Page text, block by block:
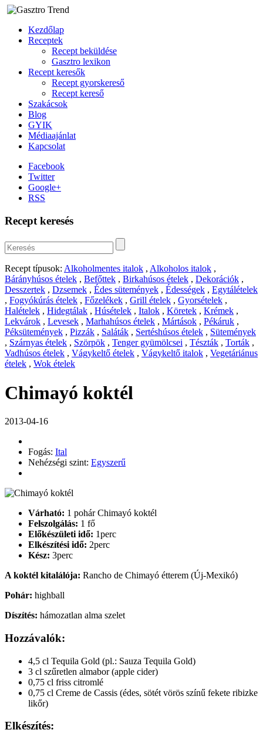
Kezdőlap
Receptek
Recept beküldése
Gasztro lexikon
Recept keresők
Recept gyorskereső
Recept kereső
Szakácsok
Blog
GYIK
Médiaajánlat
Kapcsolat
Facebook
Twitter
Google+
RSS
Recept keresés
Recept típusok: Alkoholmentes italok , Alkoholos italok ,
Bárányhúsos ételek , Befőttek , Birkahúsos ételek , Dekorációk ,
Desszertek , Dzsemek , Édes sütemények , Édességek , Egytálételek
, Fogyókúrás ételek , Főzelékek , Grill ételek , Gyorsételek ,
Halételek , Hidegtálak , Húsételek , Italok , Köretek , Krémek ,
Lekvárok , Levesek , Marhahúsos ételek , Mártások , Pékáruk ,
Péksütemények , Pizzák , Saláták , Sertéshúsos ételek , Sütemények
, Szárnyas ételek , Szörpök , Tenger gyümölcsei , Tészták , Torták ,
Vadhúsos ételek , Vágykeltő ételek , Vágykeltő italok , Vegetáriánus
ételek , Wok ételek
Chimayó koktél
2013-04-16
Fogás: Ital
Nehézségi szint: Egyszerű
Várható: 1 pohár Chimayó koktél
Felszolgálás: 1 fő
Előkészületi idő: 1perc
Elkészítési idő: 2perc
Kész: 3perc
A koktél kitalálója: Rancho de Chimayó étterem (Új-Mexikó)
Pohár: highball
Díszítés: hámozatlan alma szelet
Hozzávalók:
4,5 cl Tequila Gold (pl.: Sauza Tequila Gold)
3 cl szűretlen almabor (apple cider)
0,75 cl friss citromlé
0,75 cl Creme de Cassis (édes, sötét vörös színű fekete ribizke
likőr)
Elkészítés: